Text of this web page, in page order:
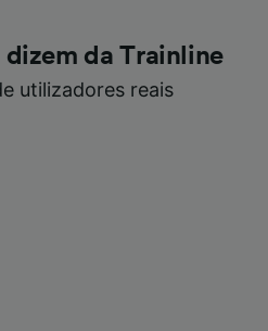
dizem da Trainline
utilizadores reais